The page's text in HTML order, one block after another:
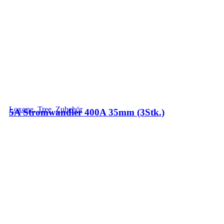
5A Stromwandler 400A 35mm (3Stk.)
Loxone,Tree,Zubehör